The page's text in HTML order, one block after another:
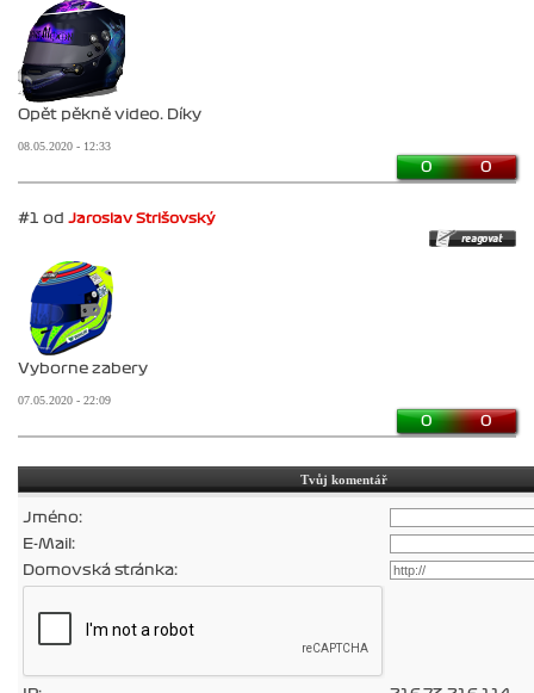
Opět pěkně video. Díky
08.05.2020 - 12:33
0 0
#1 od Jaroslav Strišovský
Vyborne zabery
07.05.2020 - 22:09
0 0
Tvůj komentář
Jméno:
E-Mail:
Domovská stránka: